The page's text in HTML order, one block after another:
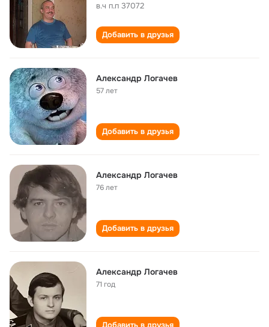
в.ч п.п 37072
Добавить в друзья
Александр Логачев
57 лет
Добавить в друзья
Александр Логачев
76 лет
Добавить в друзья
Александр Логачев
71 год
Добавить в друзья